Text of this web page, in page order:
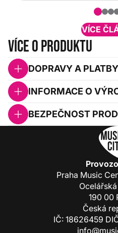
VÍCE
Více o produktu
DOPRAVY A PLATBY
INFORMACE O
BEZPEČNOST
Praha Music
190 00
Česká
IČ: 18626459